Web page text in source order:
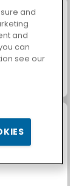
and
and
can
see our